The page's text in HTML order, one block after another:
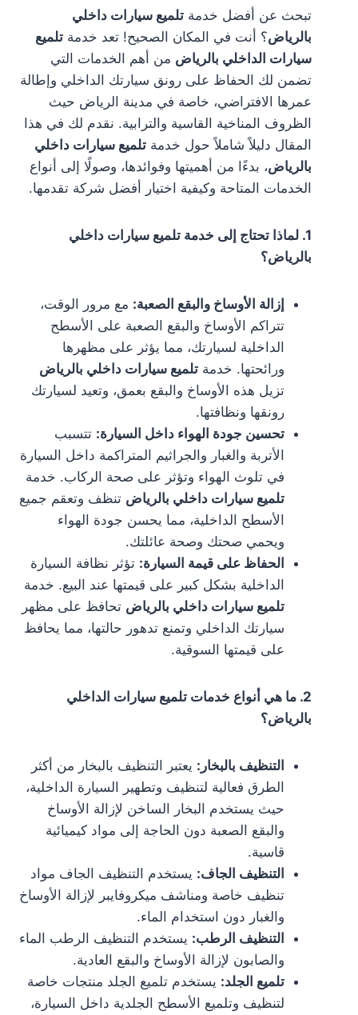
تبحث عن أفضل خدمة تلميع سيارات داخلي
بالرياض؟ أنت في المكان الصحيح! تعد خدمة تلميع
سيارات الداخلي بالرياض من أهم الخدمات التي
تضمن لك الحفاظ على رونق سيارتك الداخلي وإطالة
عمرها الافتراضي، خاصة في مدينة الرياض حيث
الظروف المناخية القاسية والترابية. نقدم لك في هذا
المقال دليلاً شاملاً حول خدمة تلميع سيارات داخلي
بالرياض، بدءًا من أهميتها وفوائدها، وصولًا إلى أنواع
الخدمات المتاحة وكيفية اختيار أفضل شركة تقدمها.
1. لماذا تحتاج إلى خدمة تلميع سيارات داخلي
بالرياض؟
إزالة الأوساخ والبقع الصعبة: مع مرور الوقت،
تتراكم الأوساخ والبقع الصعبة على الأسطح
الداخلية لسيارتك، مما يؤثر على مظهرها
ورائحتها. خدمة تلميع سيارات داخلي بالرياض
تزيل هذه الأوساخ والبقع بعمق، وتعيد لسيارتك
رونقها ونظافتها.
تحسين جودة الهواء داخل السيارة: تتسبب
الأتربة والغبار والجراثيم المتراكمة داخل السيارة
في تلوث الهواء وتؤثر على صحة الركاب. خدمة
تلميع سيارات داخلي بالرياض تنظف وتعقم جميع
الأسطح الداخلية، مما يحسن جودة الهواء
ويحمي صحتك وصحة عائلتك.
الحفاظ على قيمة السيارة: تؤثر نظافة السيارة
الداخلية بشكل كبير على قيمتها عند البيع. خدمة
تلميع سيارات داخلي بالرياض تحافظ على مظهر
سيارتك الداخلي وتمنع تدهور حالتها، مما يحافظ
على قيمتها السوقية.
2. ما هي أنواع خدمات تلميع سيارات الداخلي
بالرياض؟
التنظيف بالبخار: يعتبر التنظيف بالبخار من أكثر
الطرق فعالية لتنظيف وتطهير السيارة الداخلية،
حيث يستخدم البخار الساخن لإزالة الأوساخ
والبقع الصعبة دون الحاجة إلى مواد كيميائية
قاسية.
التنظيف الجاف: يستخدم التنظيف الجاف مواد
تنظيف خاصة ومناشف ميكروفايبر لإزالة الأوساخ
والغبار دون استخدام الماء.
التنظيف الرطب: يستخدم التنظيف الرطب الماء
والصابون لإزالة الأوساخ والبقع العادية.
تلميع الجلد: يستخدم تلميع الجلد منتجات خاصة
لتنظيف وتلميع الأسطح الجلدية داخل السيارة،